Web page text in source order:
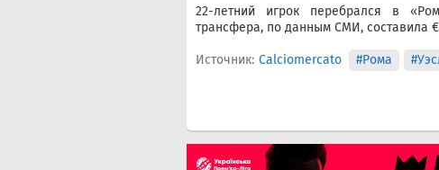
22-летний игрок перебрался в
трансфера, по данным СМИ, составила
Источник: Calciomercato #Рома